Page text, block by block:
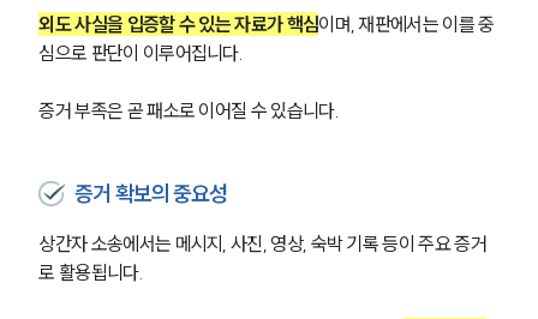
외도 사실을 입증할 수 있는 자료가 핵심이며, 재판에서는 이를 중
심으로 판단이 이루어집니다.
증거 부족은 곧 패소로 이어질 수 있습니다.
증거 확보의 중요성
상간자 소송에서는 메시지, 사진, 영상, 숙박 기록 등이 주요 증거
로 활용됩니다.